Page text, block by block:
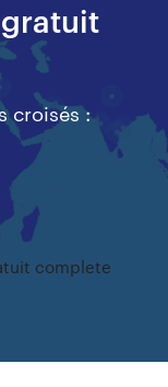
croisés :
complete